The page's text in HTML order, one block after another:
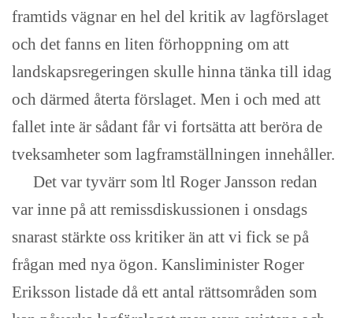
framtids vägnar en hel del kritik av lagförslaget
och det fanns en liten förhoppning om att
landskapsregeringen skulle hinna tänka till idag
och därmed återta förslaget. Men i och med att
fallet inte är sådant får vi fortsätta att beröra de
tveksamheter som lagframställningen innehåller.
Det var tyvärr som ltl Roger Jansson redan
var inne på att remissdiskussionen i onsdags
snarast stärkte oss kritiker än att vi fick se på
frågan med nya ögon. Kansliminister Roger
Eriksson listade då ett antal rättsområden som